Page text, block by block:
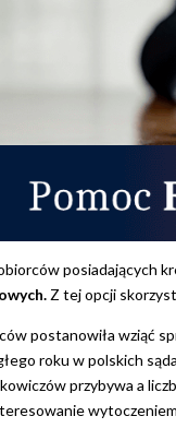
posiadających
Z tej opcji
postanowiła wziąć
roku w polskich
przybywa a